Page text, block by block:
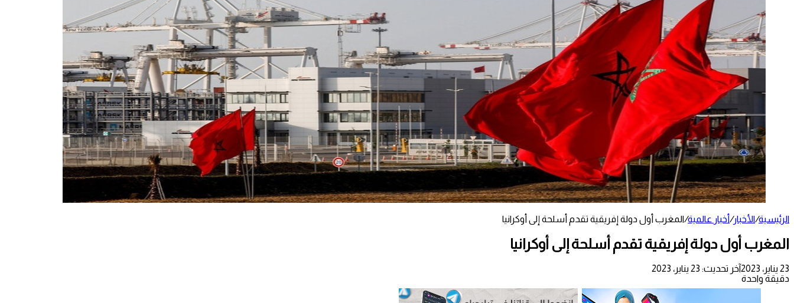
الرئيسية/الأخبار/أخبار عالمية/المغرب أول دولة إفريقية تقدم أسلحة إلى أوكرانيا
المغرب أول دولة إفريقية تقدم أسلحة إلى أوكرانيا
23 يناير، 2023
آخر تحديث: 23 يناير، 2023
دقيقة واحدة